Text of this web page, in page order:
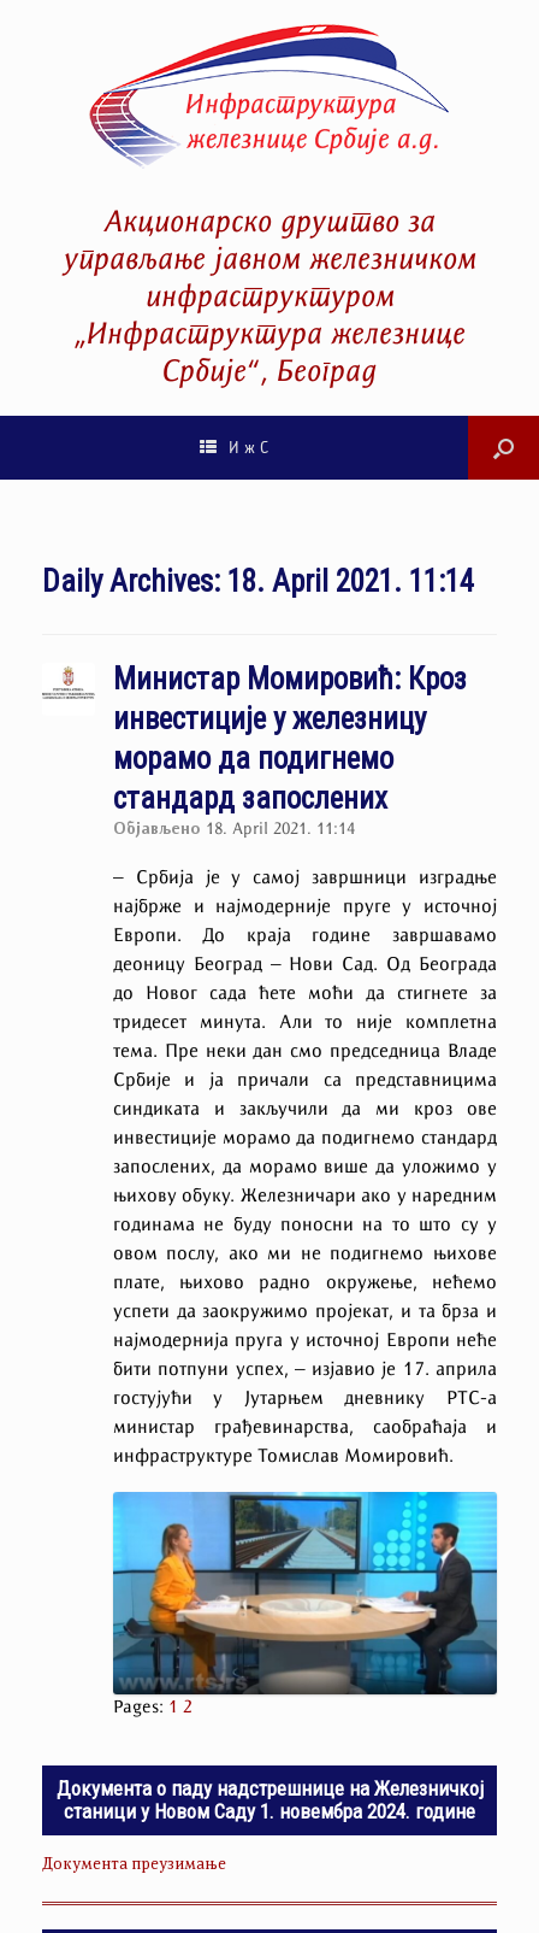
Акционарско друштво за
управљање јавном железничком
инфраструктуром
„Инфраструктура железнице
Србије“, Београд
И ж С
Daily Archives: 18. April 2021. 11:14
Министар Момировић: Кроз
инвестиције у железницу
морамо да подигнемо
стандард запослених
Објављено 18. April 2021. 11:14
– Србија је у самој завршници изградње
најбрже и најмодерније пруге у источној
Европи. До краја године завршавамо
деоницу Београд – Нови Сад. Од Београда
до Новог сада ћете моћи да стигнете за
тридесет минута. Али то није комплетна
тема. Пре неки дан смо председница Владе
Србије и ја причали са представницима
синдиката и закључили да ми кроз ове
инвестиције морамо да подигнемо стандард
запослених, да морамо више да уложимо у
њихову обуку. Железничари ако у наредним
годинама не буду поносни на то што су у
овом послу, ако ми не подигнемо њихове
плате, њихово радно окружење, нећемо
успети да заокружимо пројекат, и та брза и
најмодернија пруга у истoчној Европи неће
бити потпуни успех, – изјавио је 17. априла
гостујући у Јутарњем дневнику РТС-а
министар грађевинарства, саобраћаја и
инфраструктуре Томислав Момировић.
Pages: 1 2
Документа о паду надстрешнице на Железничкој
станици у Новом Саду 1. новембра 2024. године
Документа преузимање